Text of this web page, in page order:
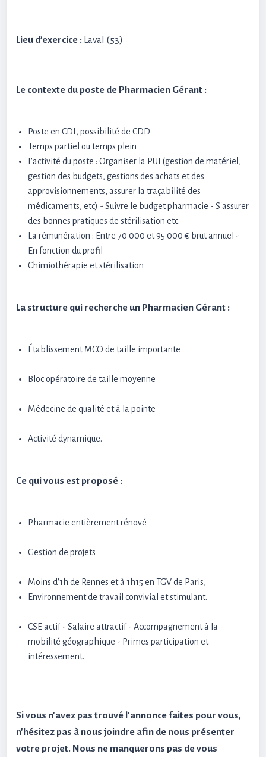
Lieu d’exercice : Laval (53)
Le contexte du poste de Pharmacien Gérant :
Poste en CDI, possibilité de CDD
Temps partiel ou temps plein
L'activité du poste : Organiser la PUI (gestion de matériel,
gestion des budgets, gestions des achats et des
approvisionnements, assurer la traçabilité des
médicaments, etc) - Suivre le budget pharmacie - S'assurer
des bonnes pratiques de stérilisation etc.
La rémunération : Entre 70 000 et 95 000 € brut annuel -
En fonction du profil
Chimiothérapie et stérilisation
La structure qui recherche un Pharmacien Gérant :
Établissement MCO de taille importante
Bloc opératoire de taille moyenne
Médecine de qualité et à la pointe
Activité dynamique.
Ce qui vous est proposé :
Pharmacie entièrement rénové
Gestion de projets
Moins d'1h de Rennes et à 1h15 en TGV de Paris,
Environnement de travail convivial et stimulant.
CSE actif - Salaire attractif - Accompagnement à la
mobilité géographique - Primes participation et
intéressement.
Si vous n'avez pas trouvé l'annonce faites pour vous,
n'hésitez pas à nous joindre afin de nous présenter
votre projet. Nous ne manquerons pas de vous